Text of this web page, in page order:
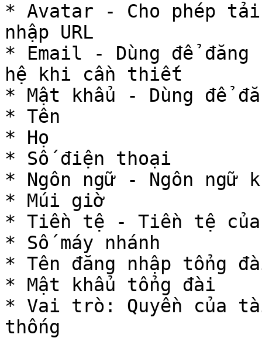
* Avatar - Cho phép
nhập URL
* Email - Dùng để
hệ khi cần thiết
* Mật khẩu - Dùng để
* Tên
* Họ
* Số điện thoại
* Ngôn ngữ - Ngôn ngữ
* Múi giờ
* Tiền tệ - Tiền tệ của
* Số máy nhánh
* Tên đăng nhập tổng
* Mật khẩu tổng đài
* Vai trò: Quyền của
thống